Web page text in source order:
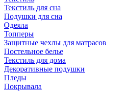
Текстиль для сна
Подушки для сна
Одеяла
Топперы
Защитные чехлы для матрасов
Постельное белье
Текстиль для дома
Декоративные подушки
Пледы
Покрывала